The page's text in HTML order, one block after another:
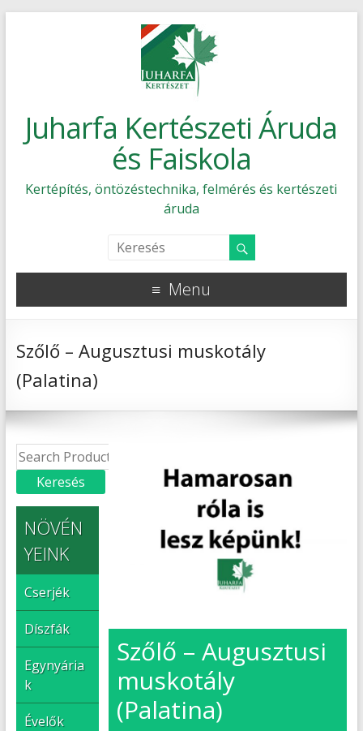
Juharfa Kertészeti Áruda
és Faiskola
Kertépítés, öntözéstechnika, felmérés és kertészeti
áruda
Menu
Szőlő – Augusztusi muskotály
(Palatina)
Szőlő – Augusztusi
muskotály
(Palatina)
NÖVÉN
YEINK
Cserjék
Díszfák
Egynyária
k
Évelők